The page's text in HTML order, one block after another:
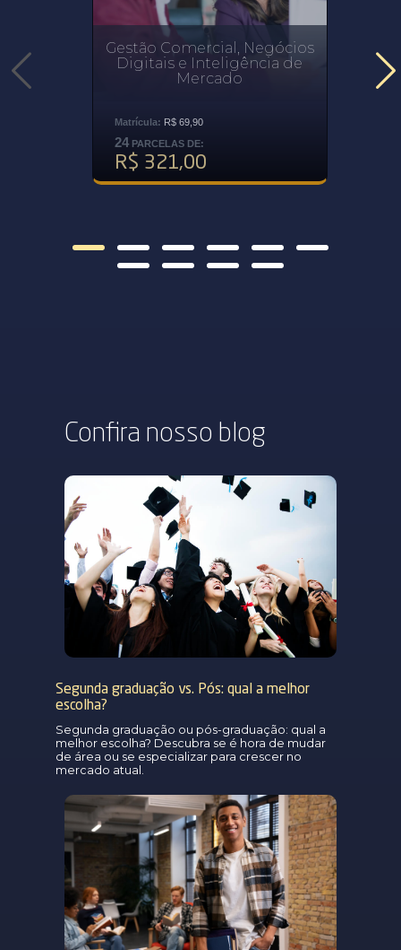
Gestão Comercial, Negócios
Digitais e Inteligência de
Mercado
Matrícula: R$ 69,90
24 PARCELAS DE:
R$ 321,00
Confira nosso blog
Segunda graduação vs. Pós: qual a melhor
escolha?
Segunda graduação ou pós-graduação: qual a
melhor escolha? Descubra se é hora de mudar
de área ou se especializar para crescer no
mercado atual.